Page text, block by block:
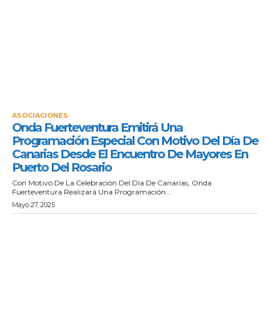
ASOCIACIONES
Onda Fuerteventura Emitirá Una
Programación Especial Con Motivo Del Día De
Canarias Desde El Encuentro De Mayores En
Puerto Del Rosario
Con Motivo De La Celebración Del Día De Canarias, Onda
Fuerteventura Realizará Una Programación...
Mayo 27, 2025